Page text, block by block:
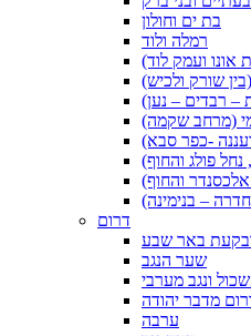
בת ים וחולון
רמלה ולוד
אונו ועמק לוד)
שורק ולכיש)
– רבדים – נען)
(מרחב שקמה)
-כפר סבא)
פולג והחוף)
והחוף)
– בנימינה)
דרום
ובקעת באר שבע
שער הנגב
ונגב מערבי
מדבר יהודה
ערבה